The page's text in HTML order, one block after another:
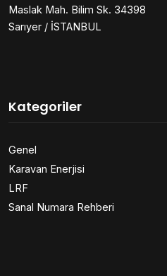
Maslak Mah. Bilim Sk. 34398
Sarıyer / İSTANBUL
Kategoriler
Genel
Karavan Enerjisi
LRF
Sanal Numara Rehberi